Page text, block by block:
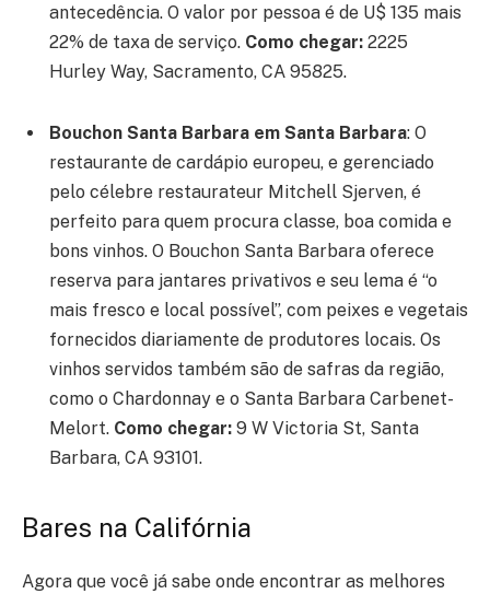
antecedência. O valor por pessoa é de U$ 135 mais
22% de taxa de serviço. Como chegar: 2225
Hurley Way, Sacramento, CA 95825.
Bouchon Santa Barbara em Santa Barbara: O
restaurante de cardápio europeu, e gerenciado
pelo célebre restaurateur Mitchell Sjerven, é
perfeito para quem procura classe, boa comida e
bons vinhos. O Bouchon Santa Barbara oferece
reserva para jantares privativos e seu lema é “o
mais fresco e local possível”, com peixes e vegetais
fornecidos diariamente de produtores locais. Os
vinhos servidos também são de safras da região,
como o Chardonnay e o Santa Barbara Carbenet-
Melort. Como chegar: 9 W Victoria St, Santa
Barbara, CA 93101.
Bares na Califórnia
Agora que você já sabe onde encontrar as melhores